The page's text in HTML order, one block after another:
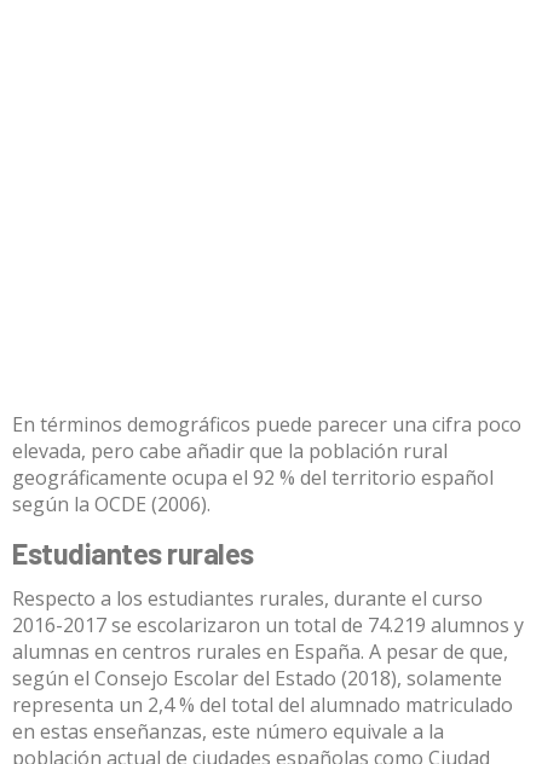
En términos demográficos puede parecer una cifra poco
elevada, pero cabe añadir que la población rural
geográficamente ocupa el 92 % del territorio español
según la OCDE (2006).
Estudiantes rurales
Respecto a los estudiantes rurales, durante el curso
2016-2017 se escolarizaron un total de 74.219 alumnos y
alumnas en centros rurales en España. A pesar de que,
según el Consejo Escolar del Estado (2018), solamente
representa un 2,4 % del total del alumnado matriculado
en estas enseñanzas, este número equivale a la
población actual de ciudades españolas como Ciudad